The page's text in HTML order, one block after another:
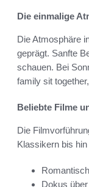
Die einmalige
Die Atmosphäre
geprägt. Sanfte
schauen. Bei
family sit
Beliebte Filme
Die
Klassikern bis
Dokus